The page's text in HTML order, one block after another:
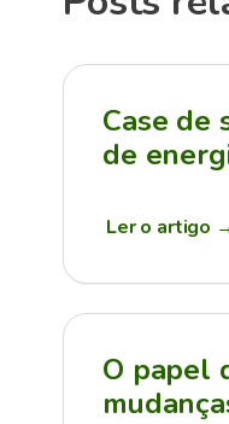
Case de
de
Ler o artigo
O papel